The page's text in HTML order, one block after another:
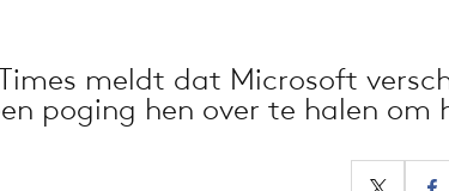
Design
Digital transformation
meldt dat Microsoft
poging hen over te halen